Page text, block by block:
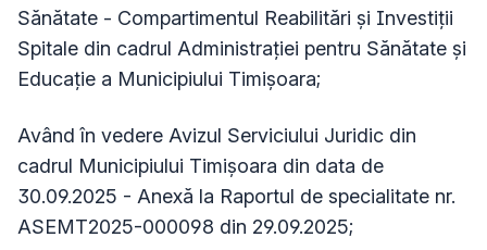
Sănătate - Compartimentul Reabilitări și Investiții
Spitale din cadrul Administrației pentru Sănătate și
Educație a Municipiului Timișoara;
Având în vedere Avizul Serviciului Juridic din
cadrul Municipiului Timișoara din data de
30.09.2025 - Anexă la Raportul de specialitate nr.
ASEMT2025-000098 din 29.09.2025;